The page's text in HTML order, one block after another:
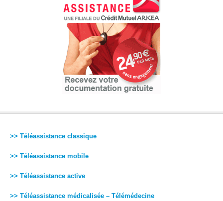
>> Téléassistance classique
>> Téléassistance mobile
>> Téléassistance active
>> Téléassistance médicalisée – Télémédecine